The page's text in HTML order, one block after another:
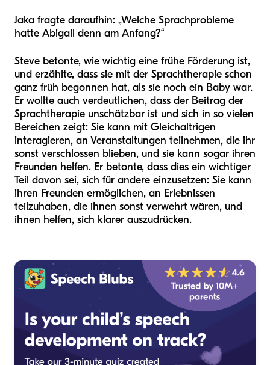
Jaka fragte daraufhin: „Welche Sprachprobleme
hatte Abigail denn am Anfang?“
Steve betonte, wie wichtig eine frühe Förderung ist,
und erzählte, dass sie mit der Sprachtherapie schon
ganz früh begonnen hat, als sie noch ein Baby war.
Er wollte auch verdeutlichen, dass der Beitrag der
Sprachtherapie unschätzbar ist und sich in so vielen
Bereichen zeigt: Sie kann mit Gleichaltrigen
interagieren, an Veranstaltungen teilnehmen, die ihr
sonst verschlossen blieben, und sie kann sogar ihren
Freunden helfen. Er betonte, dass dies ein wichtiger
Teil davon sei, sich für andere einzusetzen: Sie kann
ihren Freunden ermöglichen, an Erlebnissen
teilzuhaben, die ihnen sonst verwehrt wären, und
ihnen helfen, sich klarer auszudrücken.